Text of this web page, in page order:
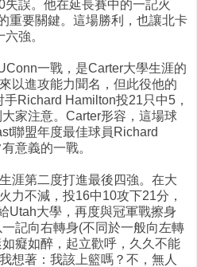
誤。他在延長賽中的一記火
重要關鍵。這場勝利，也讓北卡
強。
一戰，是Carter大學生涯的
以進攻能力聞名，但此役他的
Richard Hamilton投21只中5，
家注意。Carter形容，這場球
聯盟年度最佳球員Richard
意義的一戰。
涯第二度打進最後四強。在大
力不減，投16中10攻下21分，
Utah大學，再度與冠軍戰擦身
記向右轉身(不同於一般向左轉
癡如醉，起立歡呼，久久不能
想著：我該上籃嗎？不，無人